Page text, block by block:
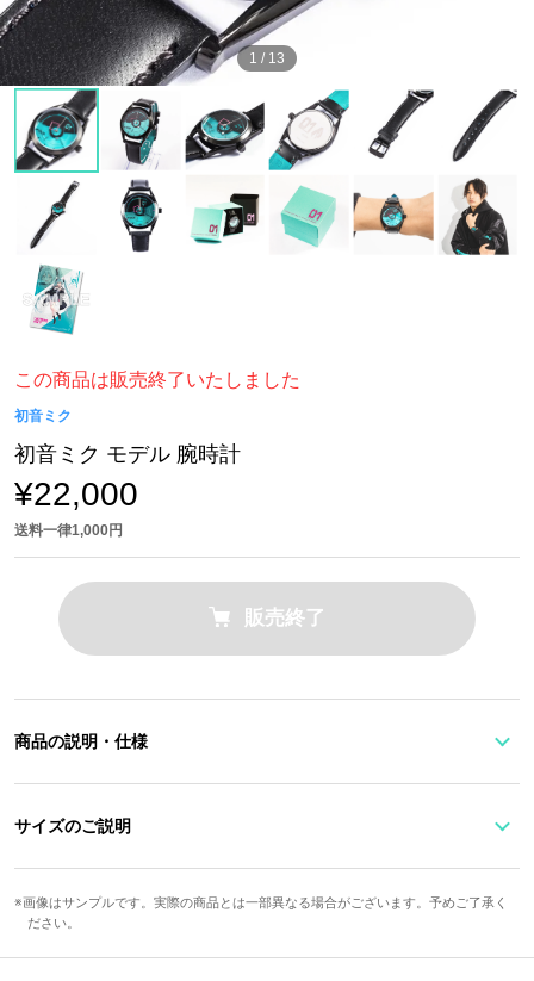
1 / 13
この商品は販売終了いたしました
初音ミク
初音ミク モデル 腕時計
¥22,000
送料一律1,000円
販売終了
商品の説明・仕様
が踊る腕時計。
「HTN-39」「01」の文字で数々のクリエイター達の手によって数
多の姿を見せるミクを表現しています。
ミクのシルエットが描かれた裏蓋、ミクグリーンに「01」が光るオ
サイズのご説明
3cm
画像はサンプルです。実際の商品とは一部異なる場合がございます。予めご了承く
ださい。